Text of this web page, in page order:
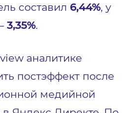
составил 6,44%, у
3,35%.
аналитике
постэффект после
медийной